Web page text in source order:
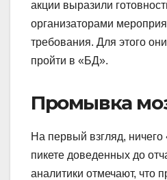
акции выразили
организаторами
требования. Для этого
пройти в «БД».
Промывка
На первый взгляд, ничего
пикете доведенных до
аналитики отмечают, что